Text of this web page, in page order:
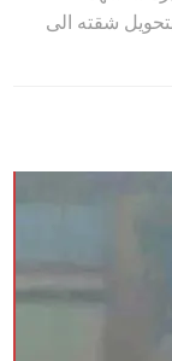
شقته الى